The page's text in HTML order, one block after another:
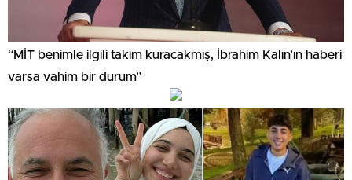
“MİT benimle ilgili takım kuracakmış, İbrahim Kalın’ın haberi
varsa vahim bir durum”